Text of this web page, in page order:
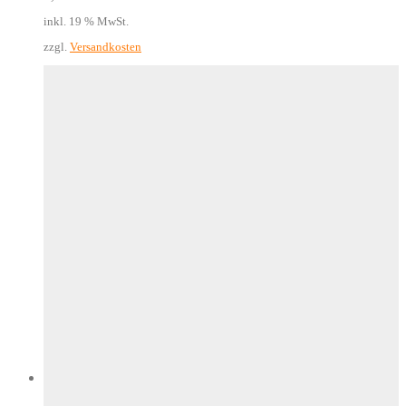
inkl. 19 % MwSt.
zzgl. Versandkosten